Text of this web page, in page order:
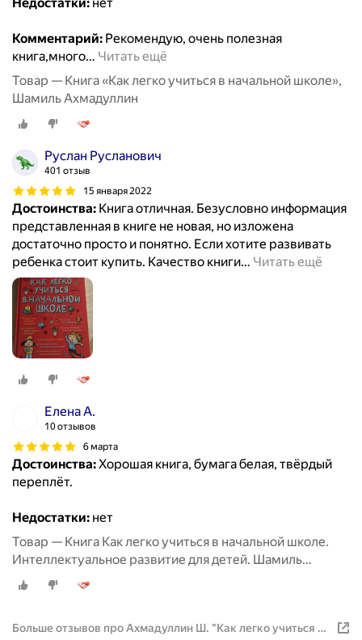
Комментарий: Рекомендую, очень полезная
книга,много… Читать ещё
Товар — Книга «Как легко учиться в начальной школе»,
Шамиль Ахмадуллин
Руслан Русланович
401 отзыв
15 января 2022
Достоинства: Книга отличная. Безусловно информация
представленная в книге не новая, но изложена
достаточно просто и понятно. Если хотите развивать
ребенка стоит купить. Качество книги… Читать ещё
Елена А.
10 отзывов
6 марта
Достоинства:Хорошая книга, бумага белая, твёрдый
переплёт.
Недостатки: нет
Товар — Книга Как легко учиться в начальной школе.
Интеллектуальное развитие для детей. Шамиль
Ахмадуллин
Больше отзывов про Ахмадуллин Ш. "Как легко учиться в